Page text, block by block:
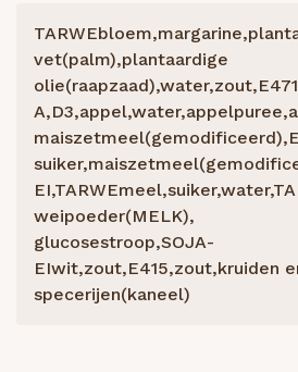
vet(palm),plantaardige
weipoeder(MELK),
glucosestroop,SOJA-
EIwit,zout,E415,zout,kruiden
specerijen(kaneel)